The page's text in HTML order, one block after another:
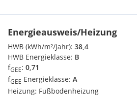
Energieausweis/Heizung
HWB (kWh/m²/Jahr): 38,4
HWB Energieklasse: B
fGEE: 0,71
fGEE Energieklasse: A
Heizung: Fußbodenheizung